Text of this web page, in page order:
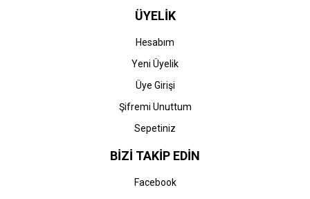
C4680-C4685-C4780)
(Yenilenmiş)
HP 300XL-CC641EE
(D1660-D2560-D2660-
HP
HP 300XL-CC644EE
(D1660-D2560-D2660-
F2480-F4210-F4272-
ÜYELİK
Hesabım
Yeni Üyelik
Üye Girişi
Şifremi Unuttum
Sepetiniz
BİZİ TAKİP EDİN
Facebook